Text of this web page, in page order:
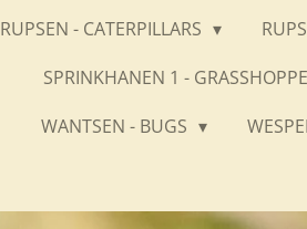
RUPSEN - CATERPILLARS
SPRINKHANEN 1 -
WANTSEN - BUGS